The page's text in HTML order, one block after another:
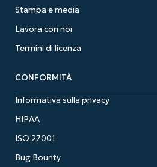
Stampa e media
Lavora con noi
Termini di licenza
CONFORMITÀ
Informativa sulla privacy
HIPAA
ISO 27001
Bug Bounty